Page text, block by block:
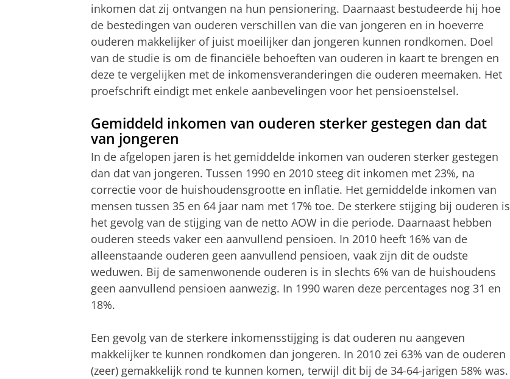
inkomen dat zij ontvangen na hun pensionering. Daarnaast bestudeerde hij hoe
de bestedingen van ouderen verschillen van die van jongeren en in hoeverre
ouderen makkelijker of juist moeilijker dan jongeren kunnen rondkomen. Doel
van de studie is om de financiële behoeften van ouderen in kaart te brengen en
deze te vergelijken met de inkomensveranderingen die ouderen meemaken. Het
proefschrift eindigt met enkele aanbevelingen voor het pensioenstelsel.
Gemiddeld inkomen van ouderen sterker gestegen dan dat
van jongeren
In de afgelopen jaren is het gemiddelde inkomen van ouderen sterker gestegen
dan dat van jongeren. Tussen 1990 en 2010 steeg dit inkomen met 23%, na
correctie voor de huishoudensgrootte en inflatie. Het gemiddelde inkomen van
mensen tussen 35 en 64 jaar nam met 17% toe. De sterkere stijging bij ouderen is
het gevolg van de stijging van de netto AOW in die periode. Daarnaast hebben
ouderen steeds vaker een aanvullend pensioen. In 2010 heeft 16% van de
alleenstaande ouderen geen aanvullend pensioen, vaak zijn dit de oudste
weduwen. Bij de samenwonende ouderen is in slechts 6% van de huishoudens
geen aanvullend pensioen aanwezig. In 1990 waren deze percentages nog 31 en
18%.
Een gevolg van de sterkere inkomensstijging is dat ouderen nu aangeven
makkelijker te kunnen rondkomen dan jongeren. In 2010 zei 63% van de ouderen
(zeer) gemakkelijk rond te kunnen komen, terwijl dit bij de 34-64-jarigen 58% was.